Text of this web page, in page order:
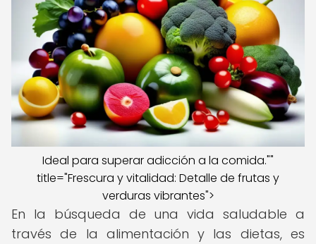
Ideal para superar adicción a la comida.""
title="Frescura y vitalidad: Detalle de frutas y
verduras vibrantes">
En la búsqueda de una vida saludable a
través de la alimentación y las dietas, es